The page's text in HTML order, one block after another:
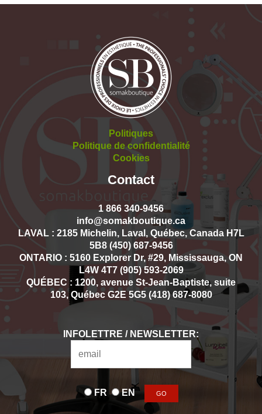
Politiques
Politique de confidentialité
Cookies
Contact
1 866 340-9456
info@somakboutique.ca
LAVAL : 2185 Michelin, Laval, Québec, Canada H7L
5B8 (450) 687-9456
ONTARIO : 5160 Explorer Dr, #29, Mississauga, ON
L4W 4T7 (905) 593-2069
QUÉBEC : 1200, avenue St-Jean-Baptiste, suite
103, Québec G2E 5G5 (418) 687-8080
INFOLETTRE / NEWSLETTER:
FR EN